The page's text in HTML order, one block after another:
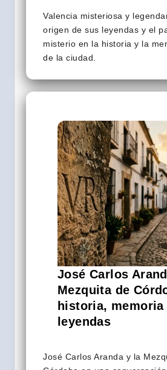
Valencia misteriosa y
origen de sus leyendas y el
misterio en la historia y la
de la ciudad.
José Carlos
Mezquita de
historia, memoria
leyendas
José Carlos Aranda y la